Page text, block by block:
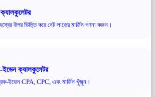
উপর ভিত্তি করে নেট লাভের মার্জিন গণনা করুন।
ক্যালকুলেটর
ইভেন CPA, CPC, এবং মার্জিন খুঁজুন।